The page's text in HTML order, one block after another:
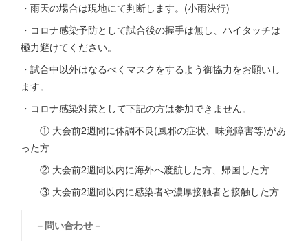
・雨天の場合は現地にて判断します。(小雨決行)
・コロナ感染予防として試合後の握手は無し、ハイタッチは
極力避けてください。
・試合中以外はなるべくマスクをするよう御協力をお願いし
ます。
・コロナ感染対策として下記の方は参加できません。
① 大会前2週間に体調不良(風邪の症状、味覚障害等)があ
った方
② 大会前2週間以内に海外へ渡航した方、帰国した方
③ 大会前2週間以内に感染者や濃厚接触者と接触した方
－問い合わせ－